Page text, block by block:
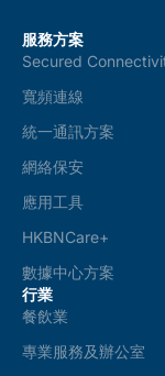
服務方案
Secured
寬頻連線
統一通訊方案
網絡保安
應用工具
HKBNCare+
數據中心方案
行業
餐飲業
專業服務及辦公室